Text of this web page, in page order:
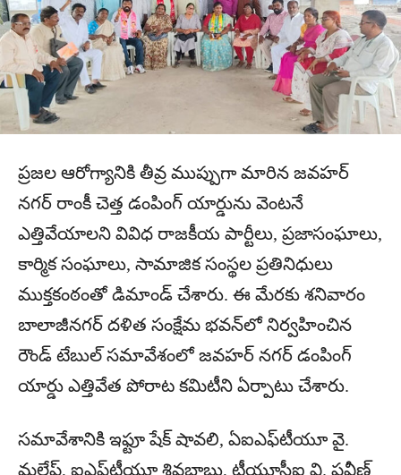
ప్రజల ఆరోగ్యానికి తీవ్ర ముప్పుగా మారిన జవహర్
నగర్ రాంకీ చెత్త డంపింగ్ యార్డును వెంటనే
ఎత్తివేయాలని వివిధ రాజకీయ పార్టీలు, ప్రజాసంఘాలు,
కార్మిక సంఘాలు, సామాజిక సంస్థల ప్రతినిధులు
ముక్తకంఠంతో డిమాండ్ చేశారు. ఈ మేరకు శనివారం
బాలాజీనగర్ దళిత సంక్షేమ భవన్‌లో నిర్వహించిన
రౌండ్ టేబుల్ సమావేశంలో జవహర్ నగర్ డంపింగ్
యార్డు ఎత్తివేత పోరాట కమిటీని ఏర్పాటు చేశారు.
సమావేశానికి ఇఫ్టూ షేక్ షావలి, ఏఐఎఫ్‌టీయూ వై.
మల్లేష్, ఐఎఫ్‌టీయూ శివబాబు, టీయూసీఐ వి. ప్రవీణ్